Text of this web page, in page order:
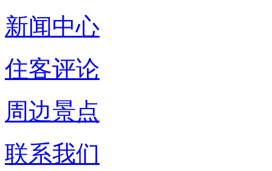
新闻中心
住客评论
周边景点
联系我们